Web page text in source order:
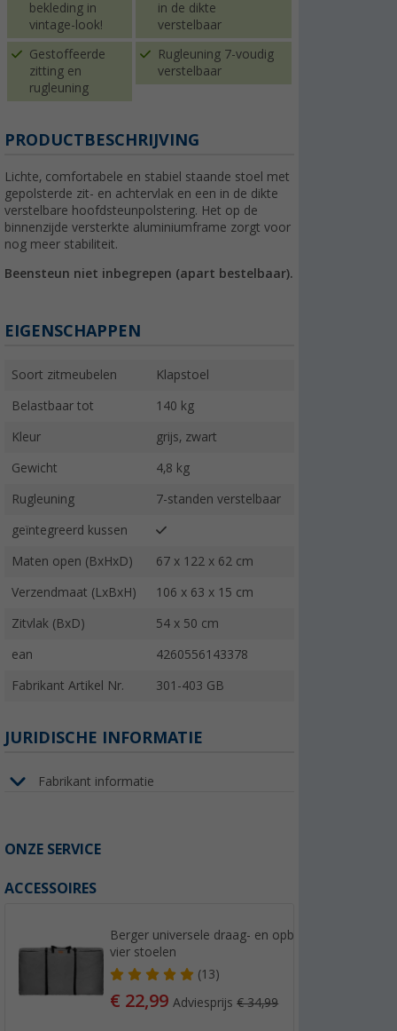
bekleding in
vintage-look!
in de dikte
verstelbaar
Gestoffeerde
zitting en
rugleuning
Rugleuning 7-voudig
verstelbaar
PRODUCTBESCHRIJVING
Lichte, comfortabele en stabiel staande stoel met
gepolsterde zit- en achtervlak en een in de dikte
verstelbare hoofdsteunpolstering. Het op de
binnenzijde versterkte aluminiumframe zorgt voor
nog meer stabiliteit.
Beensteun niet inbegrepen (apart bestelbaar).
EIGENSCHAPPEN
Soort zitmeubelen Klapstoel
Belastbaar tot 140 kg
Kleur grijs, zwart
Gewicht 4,8 kg
Rugleuning 7-standen verstelbaar
geïntegreerd kussen
Maten open (BxHxD) 67 x 122 x 62 cm
Verzendmaat (LxBxH) 106 x 63 x 15 cm
Zitvlak (BxD) 54 x 50 cm
ean 4260556143378
Fabrikant Artikel Nr. 301-403 GB
JURIDISCHE INFORMATIE
Fabrikant informatie
ONZE SERVICE
ACCESSOIRES
Berger universele draag- en opbergtas voor
vier stoelen
(13)
€ 22,99Adviesprijs€ 34,99